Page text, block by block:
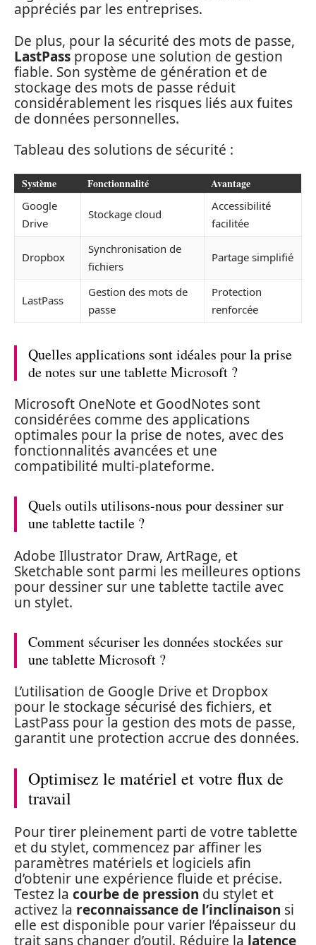
appréciés par les entreprises.
De plus, pour la sécurité des mots de passe,
LastPass propose une solution de gestion
fiable. Son système de génération et de
stockage des mots de passe réduit
considérablement les risques liés aux fuites
de données personnelles.
Tableau des solutions de sécurité :
Système Fonctionnalité Avantage
Google
Drive
Stockage cloud
Accessibilité
facilitée
Dropbox
Synchronisation de
fichiers
Partage simplifié
LastPass
Gestion des mots de
passe
Protection
renforcée
Quelles applications sont idéales pour la prise
de notes sur une tablette Microsoft ?
Microsoft OneNote et GoodNotes sont
considérées comme des applications
optimales pour la prise de notes, avec des
fonctionnalités avancées et une
compatibilité multi-plateforme.
Quels outils utilisons-nous pour dessiner sur
une tablette tactile ?
Adobe Illustrator Draw, ArtRage, et
Sketchable sont parmi les meilleures options
pour dessiner sur une tablette tactile avec
un stylet.
Comment sécuriser les données stockées sur
une tablette Microsoft ?
L’utilisation de Google Drive et Dropbox
pour le stockage sécurisé des fichiers, et
LastPass pour la gestion des mots de passe,
garantit une protection accrue des données.
Optimisez le matériel et votre flux de
travail
Pour tirer pleinement parti de votre tablette
et du stylet, commencez par affiner les
paramètres matériels et logiciels afin
d’obtenir une expérience fluide et précise.
Testez la courbe de pression du stylet et
activez la reconnaissance de l’inclinaison si
elle est disponible pour varier l’épaisseur du
trait sans changer d’outil. Réduire la latence